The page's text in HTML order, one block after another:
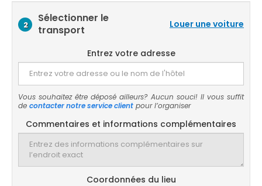
2
Sélectionner le
transport
Louer une voiture
Entrez votre adresse
Vous souhaitez être déposé ailleurs? Aucun souci! Il vous suffit
de contacter notre service client pour l’organiser
Commentaires et informations complémentaires
Coordonnées du lieu